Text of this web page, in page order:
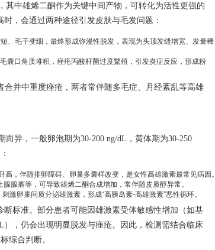
其中雄烯二酮作为关键中间产物，可转化为活性更强的
，会通过两种途径引发皮肤与毛发问题：
、毛干变细，最终形成弥漫性脱发，表现为头顶发缝增宽、发量稀
囊口角质堆积，痤疮丙酸杆菌过度繁殖，引发炎症反应，形成粉
并中重度痤疮，两者常伴随多毛症、月经紊乱等高雄
异，一般卵泡期为30-200 ng/dL，黄体期为30-250
高，伴随排卵障碍、卵巢多囊样改变，是女性高雄激素最常见病因。
腺瘤等，可导致雄烯二酮合成增加，常伴随皮质醇异常。
激卵巢间质分泌雄激素，形成“高胰岛素-高雄激素”恶性循环。
标准。部分患者可能因雄激素受体敏感性增加（如基
），仍会出现明显脱发与痤疮。因此，检测需结合临床
综合判断。